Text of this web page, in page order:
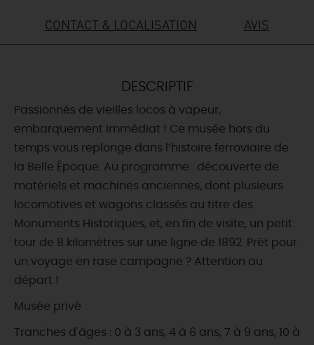
DEMAIN
CE WEEK-END
CETTE SEMAINE
TOUT L'AGENDA
CONTACT & LOCALISATION AVIS
DESCRIPTIF
Passionnés de vieilles locos à vapeur,
embarquement immédiat ! Ce musée hors du
temps vous replonge dans l’histoire ferroviaire de
la Belle Époque. Au programme : découverte de
matériels et machines anciennes, dont plusieurs
locomotives et wagons classés au titre des
Monuments Historiques, et, en fin de visite, un petit
tour de 8 kilomètres sur une ligne de 1892. Prêt pour
un voyage en rase campagne ? Attention au
départ !
Musée privé
Tranches d'âges : 0 à 3 ans, 4 à 6 ans, 7 à 9 ans, 10 à